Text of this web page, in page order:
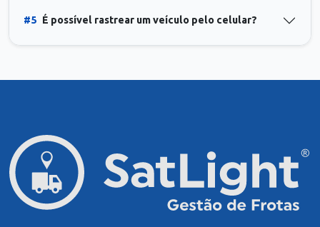
#5 É possível rastrear um veículo pelo celular?